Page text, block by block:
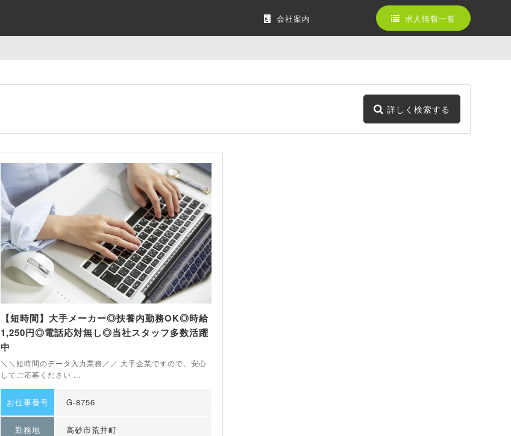
会社案内 求人情報一覧
詳しく検索する
【短時間】大手メーカー◎扶養内勤務OK◎時給
1,250円◎電話応対無し◎当社スタッフ多数活躍
中
＼＼短時間のデータ入力業務／／ 大手企業ですので、安心
してご応募ください ...
お仕事番号 G-8756
勤務地 高砂市荒井町